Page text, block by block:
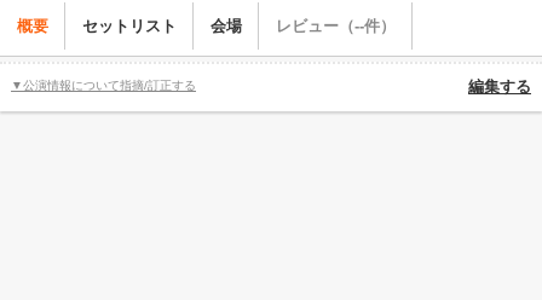
概要 セットリスト 会場 レビュー（--件）
▼公演情報について指摘/訂正する 編集する